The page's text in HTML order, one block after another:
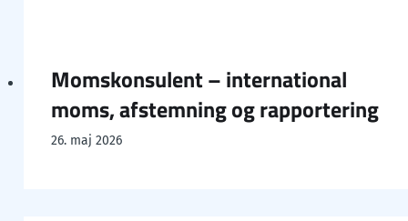
Momskonsulent – international
moms, afstemning og rapportering
26. maj 2026